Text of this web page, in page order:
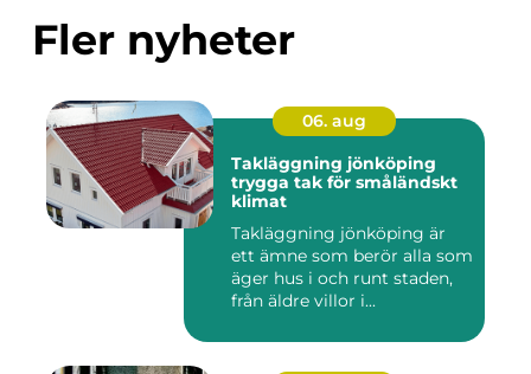
Fler nyheter
06. aug
Takläggning jönköping
trygga tak för småländskt
klimat
Takläggning jönköping är
ett ämne som berör alla som
äger hus i och runt staden,
från äldre villor i...